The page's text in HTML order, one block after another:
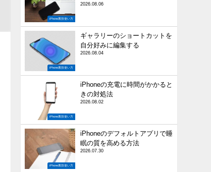
iPhone裏技使い方
2026.08.06
iPhone裏技使い方
ギャラリーのショートカットを
自分好みに編集する
2026.08.04
iPhone裏技使い方
iPhoneの充電に時間がかかると
きの対処法
2026.08.02
iPhone裏技使い方
iPhoneのデフォルトアプリで睡
眠の質を高める方法
2026.07.30